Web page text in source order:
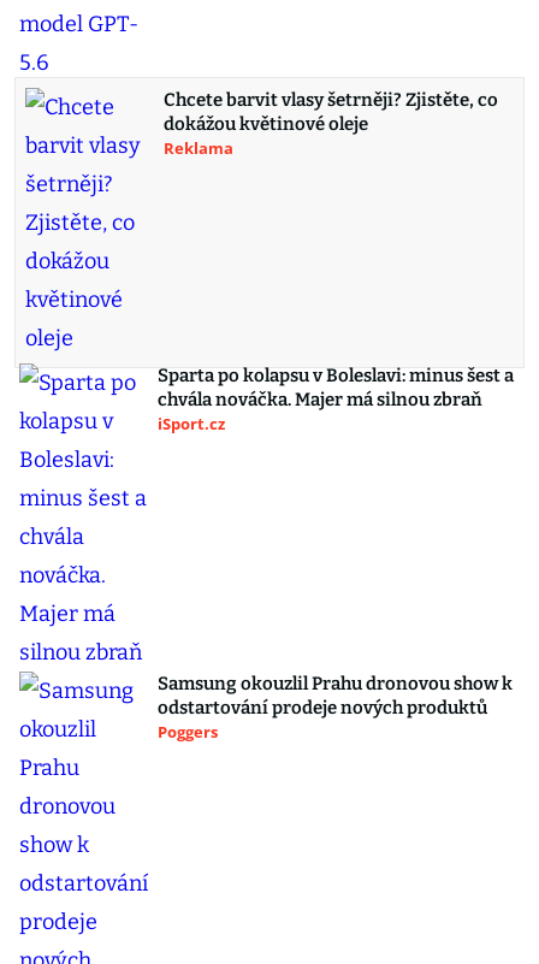
Chcete barvit vlasy šetrněji? Zjistěte, co
dokážou květinové oleje
Reklama
Sparta po kolapsu v Boleslavi: minus šest a
chvála nováčka. Majer má silnou zbraň
iSport.cz
Samsung okouzlil Prahu dronovou show k
odstartování prodeje nových produktů
Poggers